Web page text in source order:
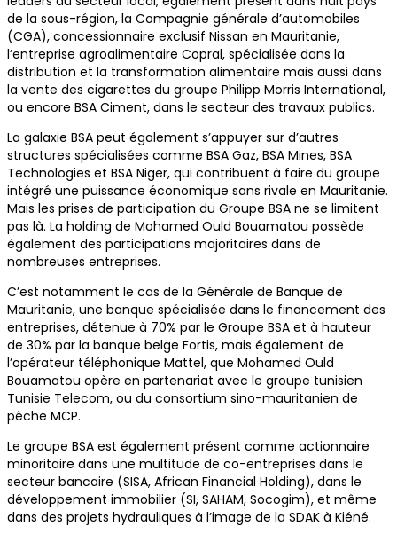
de la sous-région, la Compagnie générale d’automobiles
(CGA), concessionnaire exclusif Nissan en Mauritanie,
l’entreprise agroalimentaire Copral, spécialisée dans la
distribution et la transformation alimentaire mais aussi dans
la vente des cigarettes du groupe Philipp Morris International,
ou encore BSA Ciment, dans le secteur des travaux publics.
La galaxie BSA peut également s’appuyer sur d’autres
structures spécialisées comme BSA Gaz, BSA Mines, BSA
Technologies et BSA Niger, qui contribuent à faire du groupe
intégré une puissance économique sans rivale en Mauritanie.
Mais les prises de participation du Groupe BSA ne se limitent
pas là. La holding de Mohamed Ould Bouamatou possède
également des participations majoritaires dans de
nombreuses entreprises.
C’est notamment le cas de la Générale de Banque de
Mauritanie, une banque spécialisée dans le financement des
entreprises, détenue à 70% par le Groupe BSA et à hauteur
de 30% par la banque belge Fortis, mais également de
l’opérateur téléphonique Mattel, que Mohamed Ould
Bouamatou opère en partenariat avec le groupe tunisien
Tunisie Telecom, ou du consortium sino-mauritanien de
pêche MCP.
Le groupe BSA est également présent comme actionnaire
minoritaire dans une multitude de co-entreprises dans le
secteur bancaire (SISA, African Financial Holding), dans le
développement immobilier (SI, SAHAM, Socogim), et même
dans des projets hydrauliques à l’image de la SDAK à Kiéné.